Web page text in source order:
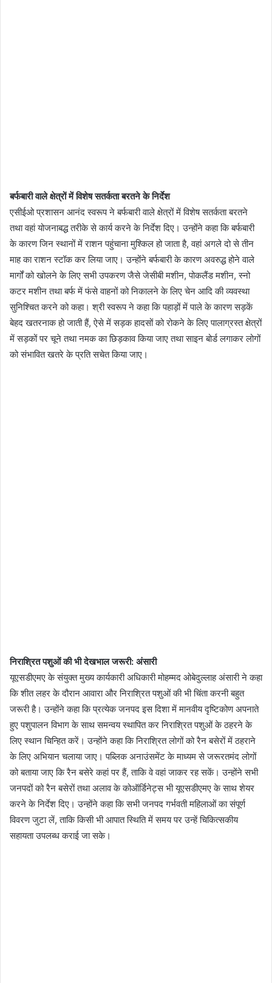
बर्फबारी वाले क्षेत्रों में विशेष सतर्कता बरतने के निर्देश
एसीईओ प्रशासन आनंद स्वरूप ने बर्फबारी वाले क्षेत्रों में विशेष सतर्कता बरतने
तथा वहां योजनाबद्ध तरीके से कार्य करने के निर्देश दिए। उन्होंने कहा कि बर्फबारी
के कारण जिन स्थानों में राशन पहुंचाना मुश्किल हो जाता है, वहां अगले दो से तीन
माह का राशन स्टॉक कर लिया जाए। उन्होंने बर्फबारी के कारण अवरुद्ध होने वाले
मार्गों को खोलने के लिए सभी उपकरण जैसे जेसीबी मशीन, पोकलैंड मशीन, स्नो
कटर मशीन तथा बर्फ में फंसे वाहनों को निकालने के लिए चेन आदि की व्यवस्था
सुनिश्चित करने को कहा। श्री स्वरूप ने कहा कि पहाड़ों में पाले के कारण सड़कें
बेहद खतरनाक हो जाती हैं, ऐसे में सड़क हादसों को रोकने के लिए पालाग्रस्त क्षेत्रों
में सड़कों पर चूने तथा नमक का छिड़काव किया जाए तथा साइन बोर्ड लगाकर लोगों
को संभावित खतरे के प्रति सचेत किया जाए।
निराश्रित पशुओं की भी देखभाल जरूरी: अंसारी
यूएसडीएमए के संयुक्त मुख्य कार्यकारी अधिकारी मोहम्मद ओबेदुल्लाह अंसारी ने कहा
कि शीत लहर के दौरान आवारा और निराश्रित पशुओं की भी चिंता करनी बहुत
जरूरी है। उन्होंने कहा कि प्रत्येक जनपद इस दिशा में मानवीय दृष्टिकोण अपनाते
हुए पशुपालन विभाग के साथ समन्वय स्थापित कर निराश्रित पशुओं के ठहरने के
लिए स्थान चिन्हित करें। उन्होंने कहा कि निराश्रित लोगों को रैन बसेरों में ठहराने
के लिए अभियान चलाया जाए। पब्लिक अनाउंसमेंट के माध्यम से जरूरतमंद लोगों
को बताया जाए कि रैन बसेरे कहां पर हैं, ताकि वे वहां जाकर रह सकें। उन्होंने सभी
जनपदों को रैन बसेरों तथा अलाव के कोऑर्डिनेट्स भी यूएसडीएमए के साथ शेयर
करने के निर्देश दिए। उन्होंने कहा कि सभी जनपद गर्भवती महिलाओं का संपूर्ण
विवरण जुटा लें, ताकि किसी भी आपात स्थिति में समय पर उन्हें चिकित्सकीय
सहायता उपलब्ध कराई जा सके।